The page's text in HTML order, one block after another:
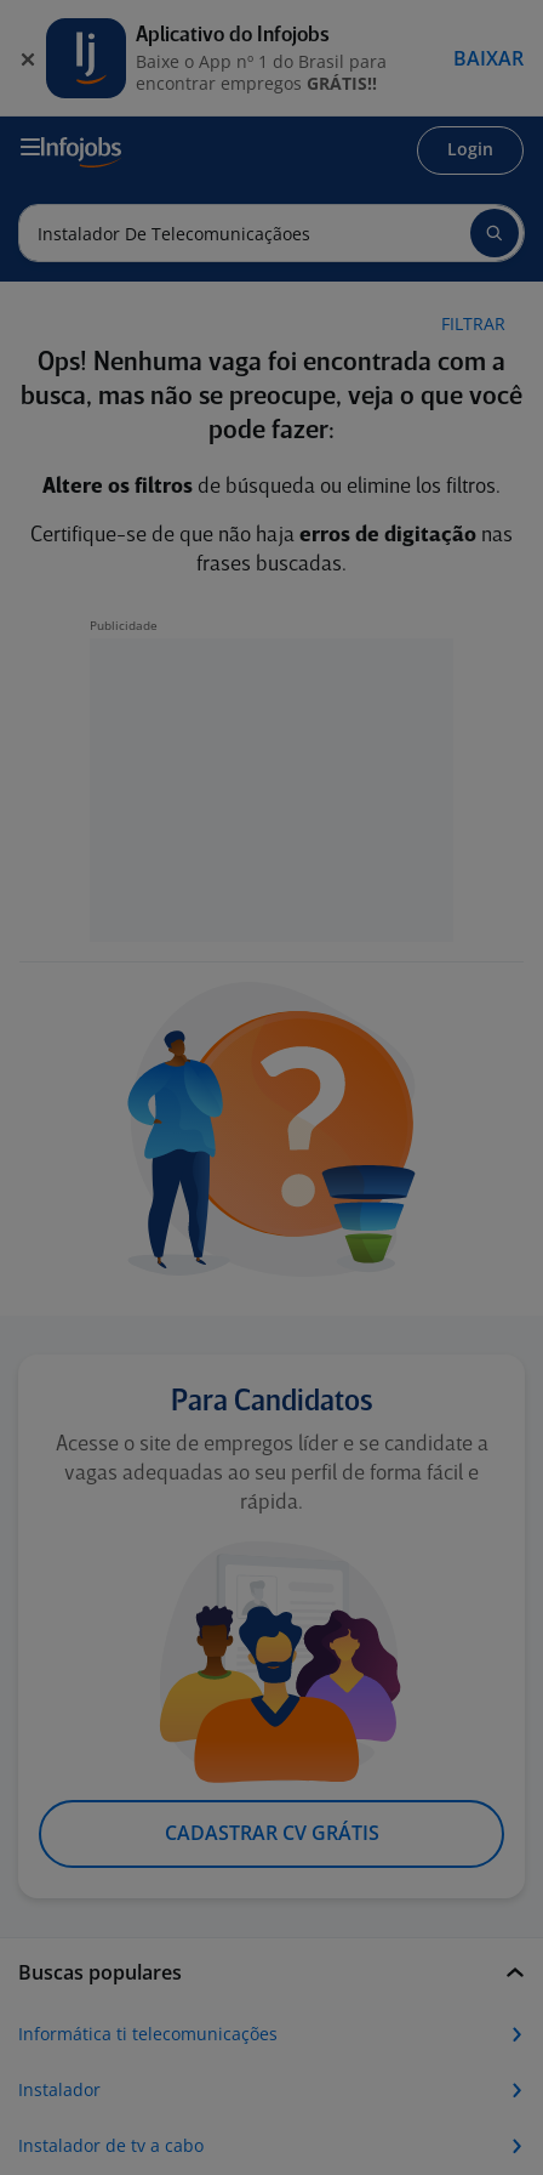
Login
FILTRAR
Ops! Nenhuma vaga foi encontrada com a
busca, mas não se preocupe, veja o que você
pode fazer:
Altere os filtros de búsqueda ou elimine los filtros.
Certifique-se de que não haja erros de digitação nas
frases buscadas.
Para Candidatos
Acesse o site de empregos líder e se candidate a
vagas adequadas ao seu perfil de forma fácil e
rápida.
CADASTRAR CV GRÁTIS
Buscas populares
Informática ti telecomunicações
Instalador
Instalador de tv a cabo
Aplicativo do Infojobs
Baixe o App nº 1 do Brasil para
encontrar empregos GRÁTIS!!
BAIXAR